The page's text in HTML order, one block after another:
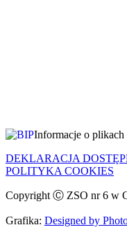
DEKLARACJA
POLITYKA COOKIES
Copyright Ⓒ ZSO nr 6 w
Grafika: Designed by
Informacje o plikach